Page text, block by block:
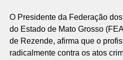
O Presidente da Federação
do Estado de Mato Grosso
de Rezende, afirma que o
radicalmente contra os atos